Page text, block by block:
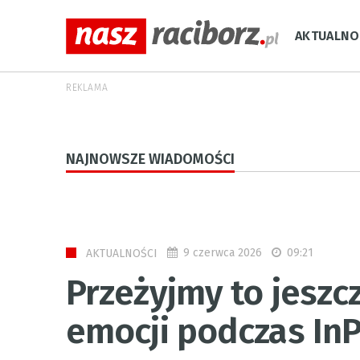
REKLAMA
NAJNOWSZE WIADOMOŚCI
AKTUALNOŚCI 9 czerwca 2026 09:21
Przeżyjmy to
emocji podczas